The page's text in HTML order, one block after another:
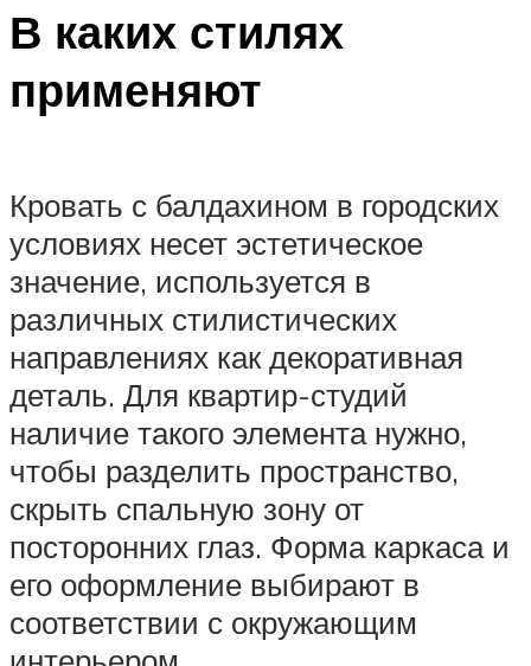
В каких стилях
применяют
Кровать с балдахином в городских
условиях несет эстетическое
значение, используется в
различных стилистических
направлениях как декоративная
деталь. Для квартир-студий
наличие такого элемента нужно,
чтобы разделить пространство,
скрыть спальную зону от
посторонних глаз. Форма каркаса и
его оформление выбирают в
соответствии с окружающим